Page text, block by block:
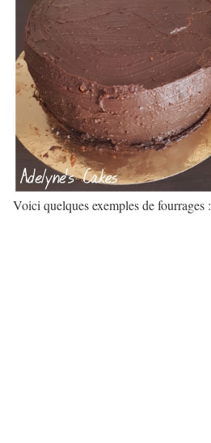
Voici quelques exemples de fourrages :